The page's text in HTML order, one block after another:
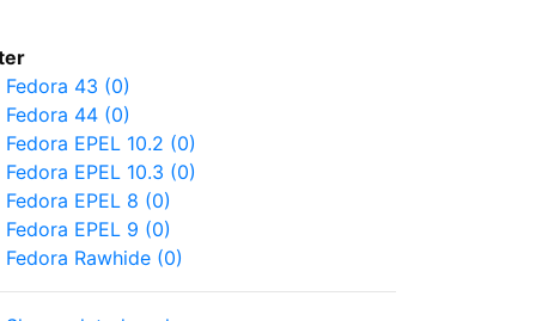
Fedora 43 (0)
Fedora 44 (0)
Fedora EPEL 10.2 (0)
Fedora EPEL 10.3 (0)
Fedora EPEL 8 (0)
Fedora EPEL 9 (0)
Fedora Rawhide (0)